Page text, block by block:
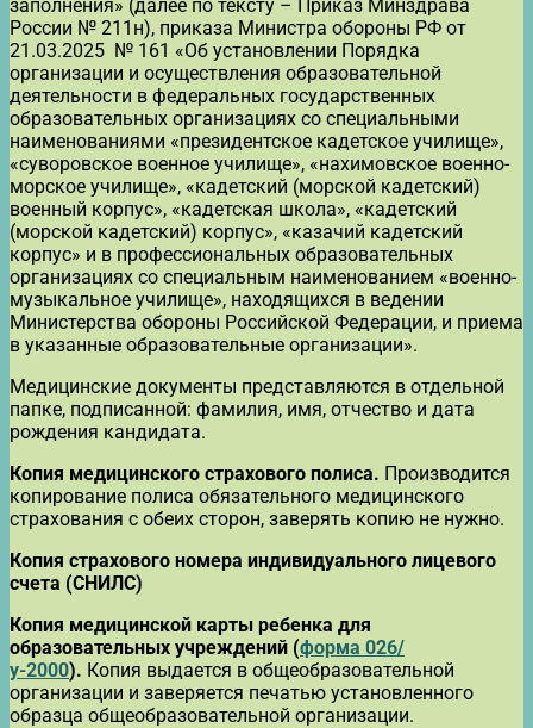
заполнения» (далее по тексту – Приказ Минздрава
России № 211н), приказа Министра обороны РФ от
21.03.2025 № 161 «Об установлении Порядка
организации и осуществления образовательной
деятельности в федеральных государственных
образовательных организациях со специальными
наименованиями «президентское кадетское училище»,
«суворовское военное училище», «нахимовское военно-
морское училище», «кадетский (морской кадетский)
военный корпус», «кадетская школа», «кадетский
(морской кадетский) корпус», «казачий кадетский
корпус» и в профессиональных образовательных
организациях со специальным наименованием «военно-
музыкальное училище», находящихся в ведении
Министерства обороны Российской Федерации, и приема
в указанные образовательные организации».
Медицинские документы представляются в отдельной
папке, подписанной: фамилия, имя, отчество и дата
рождения кандидата.
Копия медицинского страхового полиса. Производится
копирование полиса обязательного медицинского
страхования с обеих сторон, заверять копию не нужно.
Копия страхового номера индивидуального лицевого
счета (СНИЛС)
Копия медицинской карты ребенка для
образовательных учреждений (форма 026/
у-2000). Копия выдается в общеобразовательной
организации и заверяется печатью установленного
образца общеобразовательной организации.